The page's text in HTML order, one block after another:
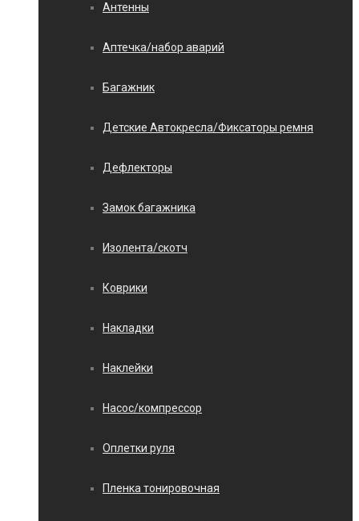
Антенны
Аптечка/набор аварий
Багажник
Детские Автокресла/Фиксаторы ремня
Дефлекторы
Замок багажника
Изолента/скотч
Коврики
Накладки
Наклейки
Насос/компрессор
Оплетки руля
Пленка тонировочная